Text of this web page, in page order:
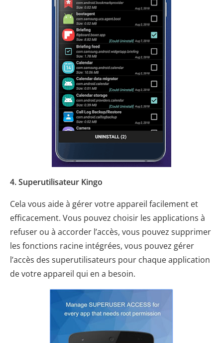
4. Superutilisateur Kingo
Cela vous aide à gérer votre appareil facilement et
efficacement. Vous pouvez choisir les applications à
refuser ou à accorder l’accès, vous pouvez supprimer
les fonctions racine intégrées, vous pouvez gérer
l’accès des superutilisateurs pour chaque application
de votre appareil qui en a besoin.